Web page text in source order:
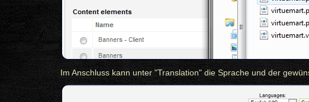
Im Anschluss kann unter "Translation" die Sprache und der